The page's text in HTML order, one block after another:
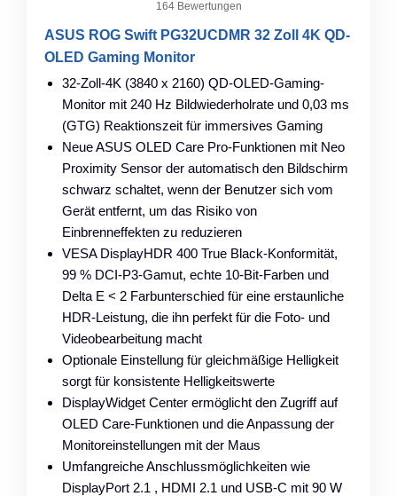
164 Bewertungen
ASUS ROG Swift PG32UCDMR 32 Zoll 4K QD-
OLED Gaming Monitor
32-Zoll-4K (3840 x 2160) QD-OLED-Gaming-
Monitor mit 240 Hz Bildwiederholrate und 0,03 ms
(GTG) Reaktionszeit für immersives Gaming
Neue ASUS OLED Care Pro-Funktionen mit Neo
Proximity Sensor der automatisch den Bildschirm
schwarz schaltet, wenn der Benutzer sich vom
Gerät entfernt, um das Risiko von
Einbrenneffekten zu reduzieren
VESA DisplayHDR 400 True Black-Konformität,
99 % DCI-P3-Gamut, echte 10-Bit-Farben und
Delta E < 2 Farbunterschied für eine erstaunliche
HDR-Leistung, die ihn perfekt für die Foto- und
Videobearbeitung macht
Optionale Einstellung für gleichmäßige Helligkeit
sorgt für konsistente Helligkeitswerte
DisplayWidget Center ermöglicht den Zugriff auf
OLED Care-Funktionen und die Anpassung der
Monitoreinstellungen mit der Maus
Umfangreiche Anschlussmöglichkeiten wie
DisplayPort 2.1 , HDMI 2.1 und USB-C mit 90 W